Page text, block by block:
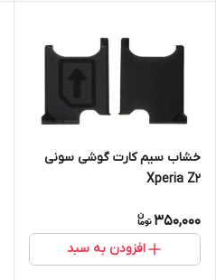
خشاب سیم کارت گوشی سونی
Xperia Z2
350,000
افزودن به سبد